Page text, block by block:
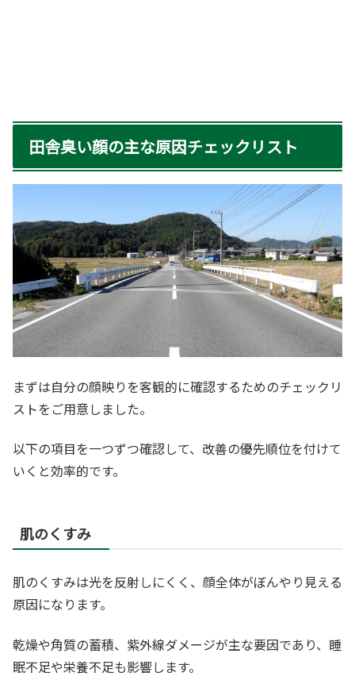
田舎臭い顔の主な原因チェックリスト
まずは自分の顔映りを客観的に確認するためのチェックリ
ストをご用意しました。
以下の項目を一つずつ確認して、改善の優先順位を付けて
いくと効率的です。
肌のくすみ
肌のくすみは光を反射しにくく、顔全体がぼんやり見える
原因になります。
乾燥や角質の蓄積、紫外線ダメージが主な要因であり、睡
眠不足や栄養不足も影響します。